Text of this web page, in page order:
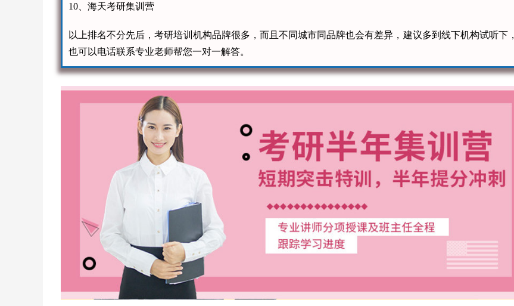
10、海天考研集训营
以上排名不分先后，考研培训机构品牌很多，而且不同城市同品牌也会有差异，建议多到线下机构试听下，
也可以电话联系专业老师帮您一对一解答。